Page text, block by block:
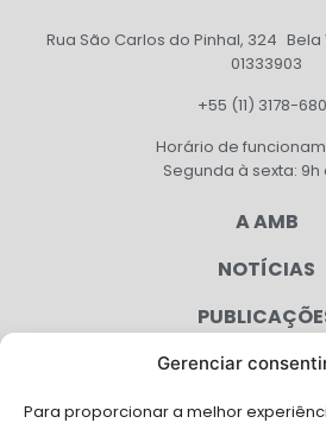
Gerenciar
Para proporcionar a melhor
Rua São Carlos do Pinhal, 324 Bela
01333903
+55 (11) 3178-
Horário de
Segunda à sexta: 9h
A AMB
NOTÍCIAS